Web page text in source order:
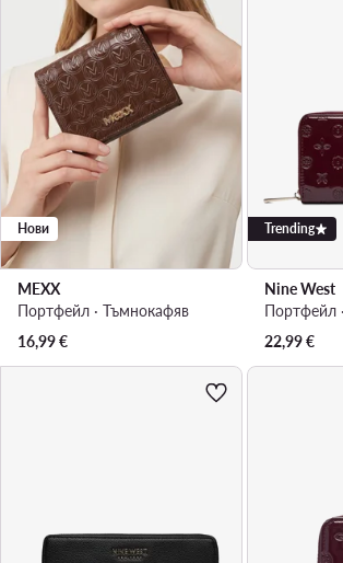
Нови
MEXX
Портфейл · Тъмнокафяв
16,99€
Trending
Nine West
Портфейл
22,99€